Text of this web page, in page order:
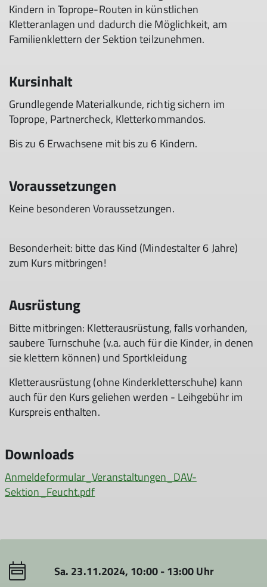
Kindern in Toprope-Routen in künstlichen
Kletteranlagen und dadurch die Möglichkeit, am
Familienklettern der Sektion teilzunehmen.
Kursinhalt
Grundlegende Materialkunde​, richtig sichern im
Toprope​, Partnercheck​, Kletterkommandos​.
Bis zu 6 Erwachsene mit bis zu 6 Kindern.
Voraussetzungen
Keine besonderen Voraussetzungen.
Besonderheit: bitte das Kind ​(Mindestalter 6 Jahre)
zum Kurs mitbringen!​
Ausrüstung
Bitte mitbringen: Kletterausrüstung, falls vorhanden,
saubere Turnschuhe (v.a. auch für die Kinder, in denen
sie klettern können) und Sportkleidung
Kletterausrüstung (ohne Kinderkletterschuhe) kann
auch für den Kurs geliehen werden - Leihgebühr im
Kurspreis enthalten.
Downloads
Anmeldeformular_Veranstaltungen_DAV-
Sektion_Feucht.pdf
Sa. 23.11.2024, 10:00 - 13:00 Uhr